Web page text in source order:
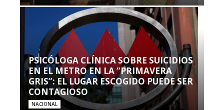
PSICÓLOGA CLÍNICA SOBRE SUICIDIOS
EN EL METRO EN LA “PRIMAVERA
GRIS”: EL LUGAR ESCOGIDO PUEDE SER
CONTAGIOSO
NACIONAL